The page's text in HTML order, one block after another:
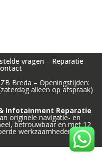
vragen – Reparatie
Breda – Openingstijden:
alleen op afspraak)
Infotainment Reparatie
originele navigatie- en
betrouwbaar en met 12
werkzaamheden.